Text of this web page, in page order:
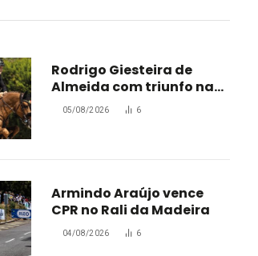
Rodrigo Giesteira de
Almeida com triunfo na
Bélgica
05/08/2026 6
Armindo Araújo vence
CPR no Rali da Madeira
04/08/2026 6